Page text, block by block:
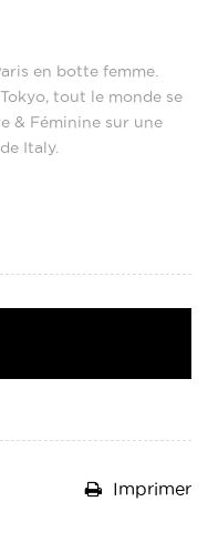
en botte femme.
tout le monde se
& Féminine sur une
Italy.
Imprimer